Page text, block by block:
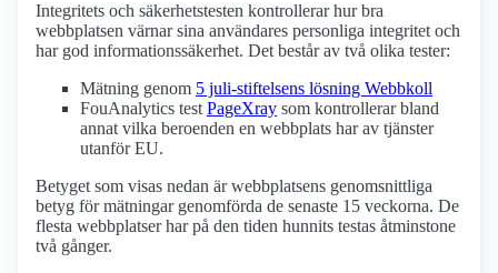
Integritets och säkerhetstesten kontrollerar hur bra
webbplatsen värnar sina användares personliga integritet och
har god informationssäkerhet. Det består av två olika tester:
Mätning genom 5 juli-stiftelsens lösning Webbkoll
FouAnalytics test PageXray som kontrollerar bland
annat vilka beroenden en webbplats har av tjänster
utanför EU.
Betyget som visas nedan är webbplatsens genomsnittliga
betyg för mätningar genomförda de senaste 15 veckorna. De
flesta webbplatser har på den tiden hunnits testas åtminstone
två gånger.